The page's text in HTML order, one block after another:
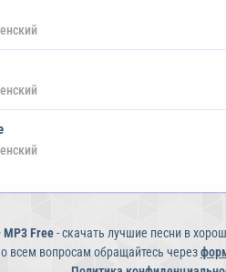
MP3 Free- скачать лучшие песни в
всем вопросам обращайтесь через